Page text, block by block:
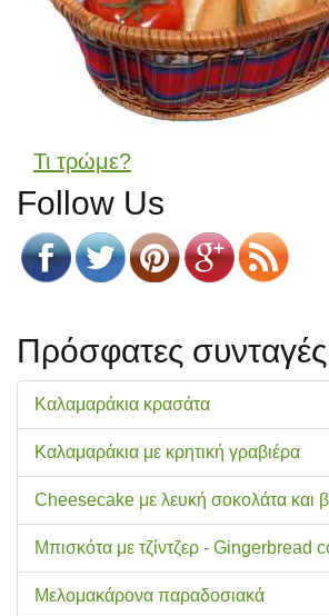
Τι τρώμε?
Follow Us
Πρόσφατες συνταγές
Καλαμαράκια κρασάτα
Καλαμαράκια με κρητική γραβιέρα
Cheesecake με λευκή σοκολάτα και
Μπισκότα με τζίντζερ - Gingerbread
Μελομακάρονα παραδοσιακά